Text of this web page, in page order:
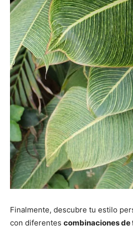
Finalmente, descubre tu estilo
con diferentes combinaciones de